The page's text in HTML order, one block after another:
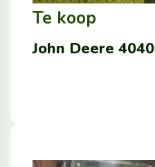
Te koop
John Deere 4040